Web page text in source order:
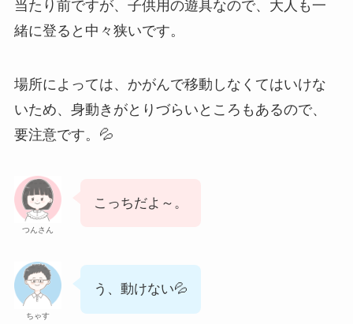
当たり前ですが、子供用の遊具なので、大人も一
緒に登ると中々狭いです。
場所によっては、かがんで移動しなくてはいけな
いため、身動きがとりづらいところもあるので、
要注意です。💦
つんさん
こっちだよ～。
ちゃす
う、動けない💦